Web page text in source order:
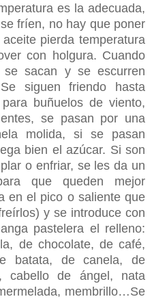
es la adecuada,
fríen, no hay que poner
pierda temperatura
con holgura. Cuando
sacan y se escurren
siguen friendo hasta
buñuelos de viento,
se pasan por una
molida, si se pasan
bien el azúcar. Si son
o enfriar, se les da un
que queden mejor
en el pico o saliente que
y se introduce con
pastelera el relleno:
de chocolate, de café,
batata, de canela, de
cabello de ángel, nata
membrillo…Se